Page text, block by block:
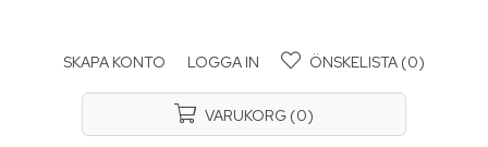
SKAPA KONTO LOGGA IN ÖNSKELISTA (0)
VARUKORG (0)